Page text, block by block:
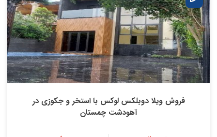
فروش ویلا دوبلکس لوکس با استخر و جکوزی در
آهودشت چمستان